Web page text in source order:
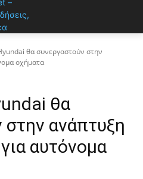
θα συνεργαστούν στην
οχήματα
θα
ανάπτυξη
αυτόνομα